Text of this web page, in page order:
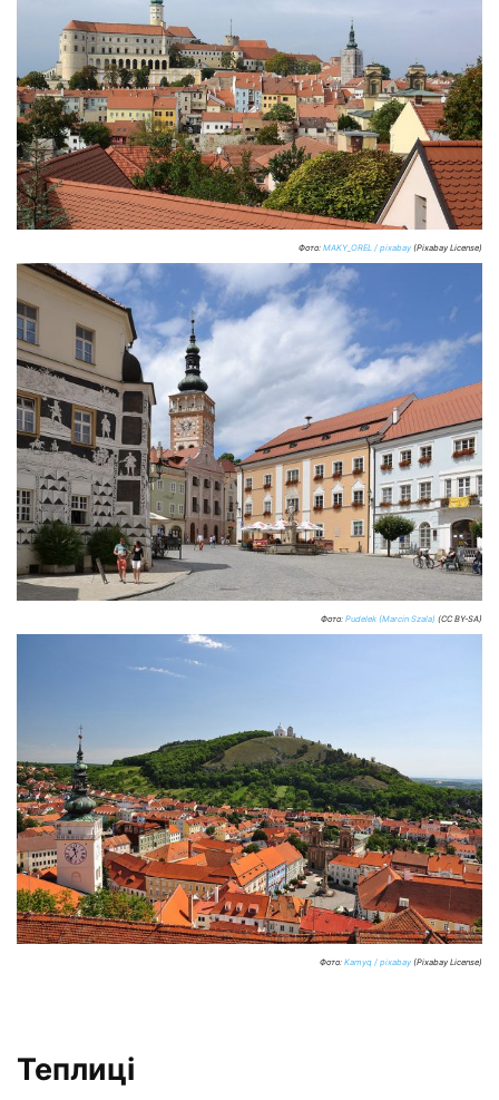
Фото: MAKY_OREL / pixabay (Pixabay License)
Фото: Pudelek (Marcin Szala) (CC BY-SA)
Фото: Kamyq / pixabay (Pixabay License)
Теплиці